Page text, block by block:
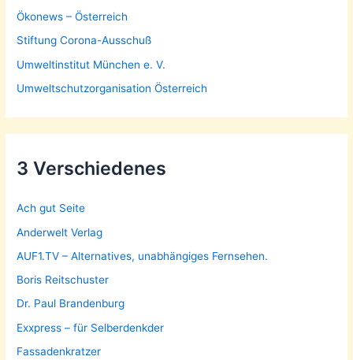
Ökonews – Österreich
Stiftung Corona-Ausschuß
Umweltinstitut München e. V.
Umweltschutzorganisation Österreich
3 Verschiedenes
Ach gut Seite
Anderwelt Verlag
AUF1.TV – Alternatives, unabhängiges Fernsehen.
Boris Reitschuster
Dr. Paul Brandenburg
Exxpress – für Selberdenkder
Fassadenkratzer